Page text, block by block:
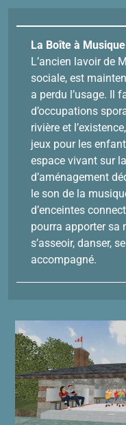
La Boîte à Musique
L’ancien lavoir de
sociale, est
a perdu l’usage. Il
d’occupations
rivière et
jeux pour les
espace vivant sur
d’aménagement
le son de la
d’enceintes
pourra apporter sa
s’asseoir, danser,
accompagné.